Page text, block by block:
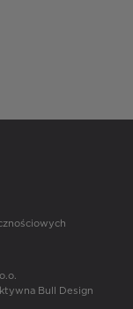
Bull Design